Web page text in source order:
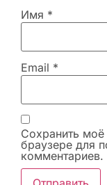
Имя *
Email *
Сохранить
браузере для
комментариев.